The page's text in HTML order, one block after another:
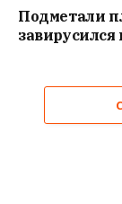
Подметали
завирусился